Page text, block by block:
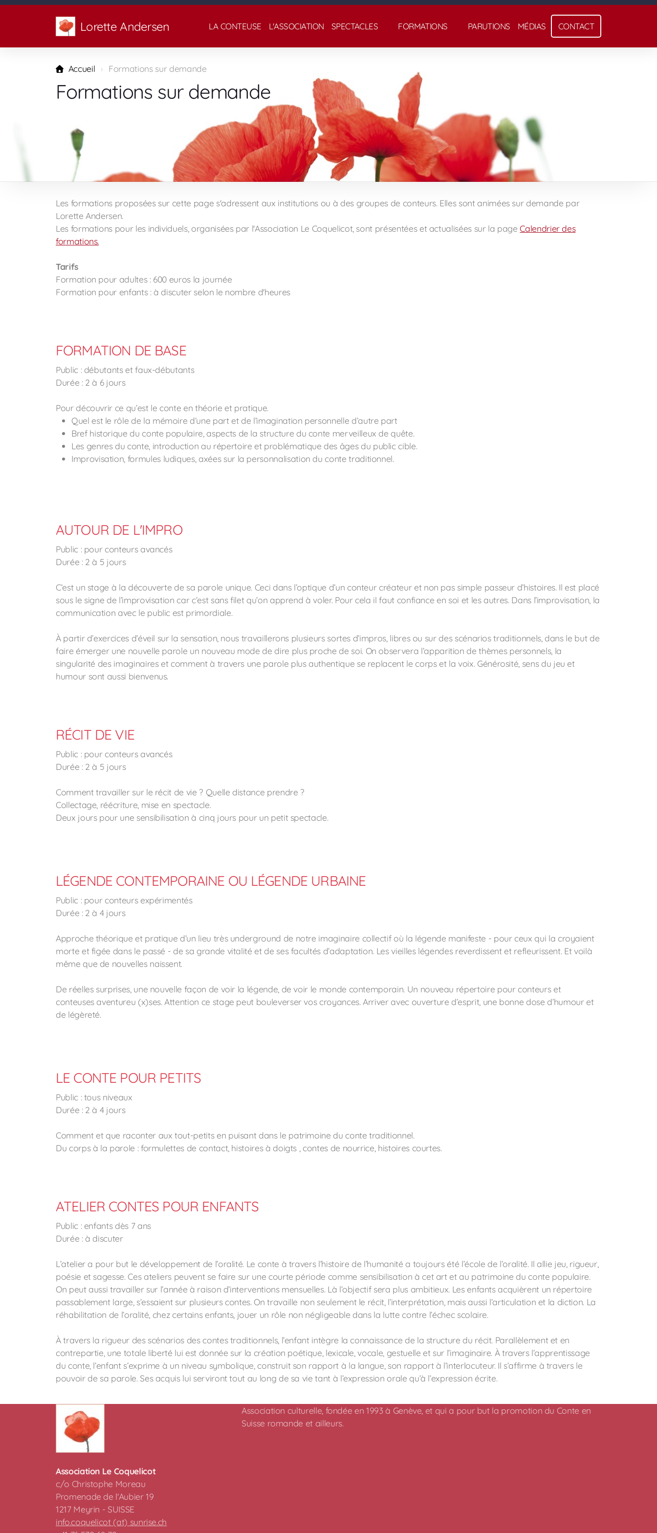
Lorette Andersen LA CONTEUSE L'ASSOCIATION SPECTACLES FORMATIONS PARUTIONS MÉDIAS CONTACT
Accueil Formations sur demande
Formations sur demande
Les formations proposées sur cette page s'adressent aux institutions ou à des groupes de conteurs. Elles sont animées sur demande par
Lorette Andersen.
Les formations pour les individuels, organisées par l'Association Le Coquelicot, sont présentées et actualisées sur la pageCalendrier des
formations.
Tarifs
Formation pour adultes : 600 euros la journée
Formation pour enfants : à discuter selon le nombre d'heures
FORMATION DE BASE
Public : débutants et faux-débutants
Durée : 2 à 6 jours
Pour découvrir ce qu’est le conte en théorie et pratique.
Quel est le rôle de la mémoire d’une part et de l’imagination personnelle d’autre part
Bref historique du conte populaire, aspects de la structure du conte merveilleux de quête.
Les genres du conte, introduction au répertoire et problématique des âges du public cible.
Improvisation, formules ludiques, axées sur la personnalisation du conte traditionnel.
AUTOUR DE L'IMPRO
Public : pour conteurs avancés
Durée : 2 à 5 jours
C’est un stage à la découverte de sa parole unique. Ceci dans l’optique d’un conteur créateur et non pas simple passeur d’histoires. Il est placé
sous le signe de l’improvisation car c’est sans filet qu’on apprend à voler. Pour cela il faut confiance en soi et les autres. Dans l’improvisation, la
communication avec le public est primordiale.
À partir d’exercices d’éveil sur la sensation, nous travaillerons plusieurs sortes d’impros, libres ou sur des scénarios traditionnels, dans le but de
faire émerger une nouvelle parole un nouveau mode de dire plus proche de soi. On observera l’apparition de thèmes personnels, la
singularité des imaginaires et comment à travers une parole plus authentique se replacent le corps et la voix. Générosité, sens du jeu et
humour sont aussi bienvenus.
RÉCIT DE VIE
Public : pour conteurs avancés
Durée : 2 à 5 jours
Comment travailler sur le récit de vie ? Quelle distance prendre ?
Collectage, réécriture, mise en spectacle.
Deux jours pour une sensibilisation à cinq jours pour un petit spectacle.
LÉGENDE CONTEMPORAINE OU LÉGENDE URBAINE
Public : pour conteurs expérimentés
Durée : 2 à 4 jours
Approche théorique et pratique d’un lieu très underground de notre imaginaire collectif où la légende manifeste - pour ceux qui la croyaient
morte et figée dans le passé - de sa grande vitalité et de ses facultés d’adaptation. Les vieilles légendes reverdissent et refleurissent. Et voilà
même que de nouvelles naissent.
De réelles surprises, une nouvelle façon de voir la légende, de voir le monde contemporain. Un nouveau répertoire pour conteurs et
conteuses aventureu (x)ses. Attention ce stage peut bouleverser vos croyances. Arriver avec ouverture d’esprit, une bonne dose d’humour et
de légèreté.
LE CONTE POUR PETITS
Public : tous niveaux
Durée : 2 à 4 jours
Comment et que raconter aux tout-petits en puisant dans le patrimoine du conte traditionnel.
Du corps à la parole : formulettes de contact, histoires à doigts , contes de nourrice, histoires courtes.
ATELIER CONTES POUR ENFANTS
Public : enfants dès 7 ans
Durée : à discuter
L’atelier a pour but le développement de l’oralité. Le conte à travers l’histoire de l’humanité a toujours été l’école de l’oralité. Il allie jeu, rigueur,
poésie et sagesse. Ces ateliers peuvent se faire sur une courte période comme sensibilisation à cet art et au patrimoine du conte populaire.
On peut aussi travailler sur l’année à raison d’interventions mensuelles. Là l’objectif sera plus ambitieux. Les enfants acquièrent un répertoire
passablement large, s’essaient sur plusieurs contes. On travaille non seulement le récit, l’interprétation, mais aussi l’articulation et la diction. La
réhabilitation de l’oralité, chez certains enfants, jouer un rôle non négligeable dans la lutte contre l’échec scolaire.
À travers la rigueur des scénarios des contes traditionnels, l’enfant intègre la connaissance de la structure du récit. Parallèlement et en
contrepartie, une totale liberté lui est donnée sur la création poétique, lexicale, vocale, gestuelle et sur l’imaginaire. À travers l’apprentissage
du conte, l’enfant s’exprime à un niveau symbolique, construit son rapport à la langue, son rapport à l’interlocuteur. Il s’affirme à travers le
pouvoir de sa parole. Ses acquis lui serviront tout au long de sa vie tant à l’expression orale qu’à l’expression écrite.
Association Le Coquelicot
c/o Christophe Moreau
Promenade de l'Aubier 19
1217 Meyrin - SUISSE
info.coquelicot (at) sunrise.ch
Association culturelle, fondée en 1993 à Genève, et qui a pour but la promotion du Conte en
Suisse romande et ailleurs.